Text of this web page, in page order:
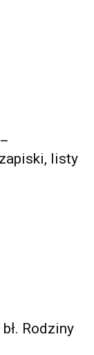
listy
Rodziny